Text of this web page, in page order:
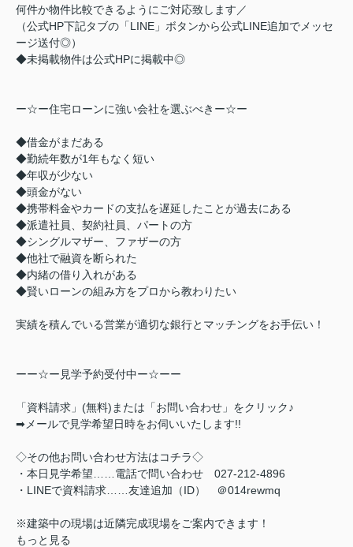
何件か物件比較できるようにご対応致します／
（公式HP下記タブの「LINE」ボタンから公式LINE追加でメッセ
ージ送付◎）
◆未掲載物件は公式HPに掲載中◎
ー☆ー住宅ローンに強い会社を選ぶべきー☆ー
◆借金がまだある
◆勤続年数が1年もなく短い
◆年収が少ない
◆頭金がない
◆携帯料金やカードの支払を遅延したことが過去にある
◆派遣社員、契約社員、パートの方
◆シングルマザー、ファザーの方
◆他社で融資を断られた
◆内緒の借り入れがある
◆賢いローンの組み方をプロから教わりたい
実績を積んでいる営業が適切な銀行とマッチングをお手伝い！
ーー☆ー見学予約受付中ー☆ーー
「資料請求」(無料)または「お問い合わせ」をクリック♪
➡メールで見学希望日時をお伺いいたします!!
◇その他お問い合わせ方法はコチラ◇
・本日見学希望……電話で問い合わせ 027-212-4896
・LINEで資料請求……友達追加（ID） ＠014rewmq
※建築中の現場は近隣完成現場をご案内できます！
もっと見る